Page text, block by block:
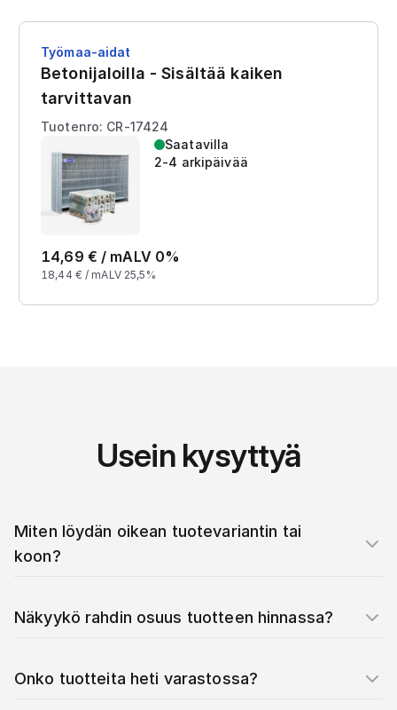
Työmaa-aidat
Betonijaloilla - Sisältää kaiken
tarvittavan
Tuotenro: CR-17424
Saatavilla
2-4 arkipäivää
14,69 € / mALV 0%
18,44 € / mALV 25,5%
Usein kysyttyä
Miten löydän oikean tuotevariantin tai
koon?
Näkyykö rahdin osuus tuotteen hinnassa?
Onko tuotteita heti varastossa?